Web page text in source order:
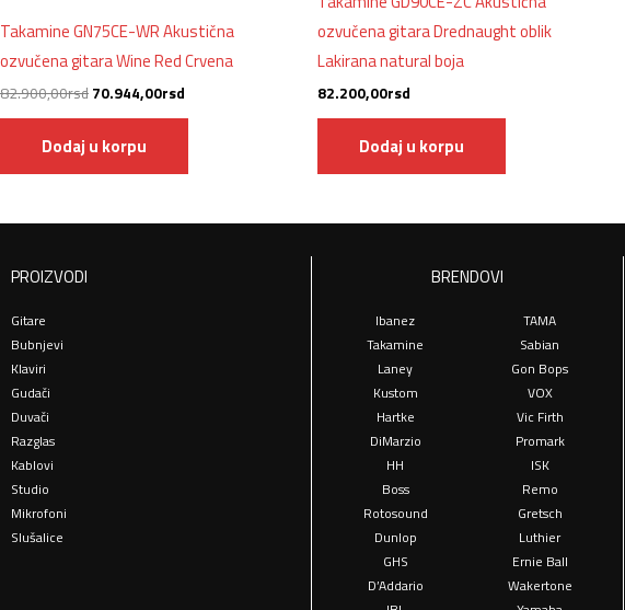
Takamine GN75CE-WR Akustična
ozvučena gitara Wine Red Crvena
82.900,00rsd 70.944,00rsd
Dodaj u korpu
ozvučena gitara Drednaught oblik
Lakirana natural boja
82.200,00rsd
Dodaj u korpu
PROIZVODI
Gitare
Bubnjevi
Klaviri
Gudači
Duvači
Razglas
Kablovi
Studio
Mikrofoni
Slušalice
BRENDOVI
Ibanez
Takamine
Laney
Kustom
Hartke
DiMarzio
HH
Boss
Rotosound
Dunlop
GHS
D’Addario
TAMA
Sabian
Gon Bops
VOX
Vic Firth
Promark
ISK
Remo
Gretsch
Luthier
Ernie Ball
Wakertone